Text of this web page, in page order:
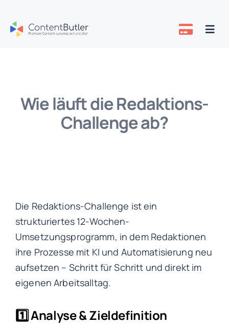
Inhalt
springen
Know-how
Wie läuft die Redaktions-
Challenge ab?
Die Redaktions-Challenge ist ein
strukturiertes 12-Wochen-
Umsetzungsprogramm, in dem Redaktionen
ihre Prozesse mit KI und Automatisierung neu
aufsetzen – Schritt für Schritt und direkt im
eigenen Arbeitsalltag.
1️⃣ Analyse & Zieldefinition